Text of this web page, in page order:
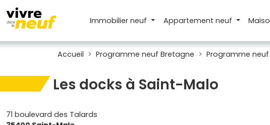
Immobilier neuf Appartement neuf
Accueil Programme neuf Bretagne Programme neuf
Les docks à Saint-Malo
71 boulevard des Talards